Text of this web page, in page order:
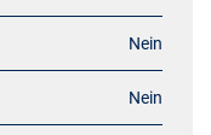
Nein
Nein